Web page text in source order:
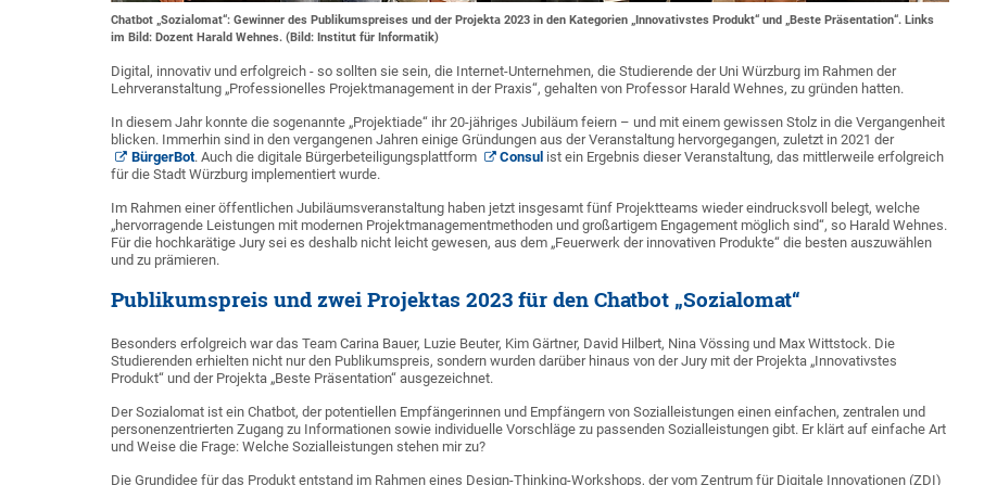
Chatbot „Sozialomat“: Gewinner des Publikumspreises und der Projekta 2023 in den Kategorien „Innovativstes Produkt“ und „Beste Präsentation“. Links
im Bild: Dozent Harald Wehnes. (Bild: Institut für Informatik)
Digital, innovativ und erfolgreich - so sollten sie sein, die Internet-Unternehmen, die Studierende der Uni Würzburg im Rahmen der
Lehrveranstaltung „Professionelles Projektmanagement in der Praxis“, gehalten von Professor Harald Wehnes, zu gründen hatten.
In diesem Jahr konnte die sogenannte „Projektiade“ ihr 20-jähriges Jubiläum feiern – und mit einem gewissen Stolz in die Vergangenheit
blicken. Immerhin sind in den vergangenen Jahren einige Gründungen aus der Veranstaltung hervorgegangen, zuletzt in 2021 der
BürgerBot. Auch die digitale Bürgerbeteiligungsplattform Consul ist ein Ergebnis dieser Veranstaltung, das mittlerweile erfolgreich
für die Stadt Würzburg implementiert wurde.
Im Rahmen einer öffentlichen Jubiläumsveranstaltung haben jetzt insgesamt fünf Projektteams wieder eindrucksvoll belegt, welche
„hervorragende Leistungen mit modernen Projektmanagementmethoden und großartigem Engagement möglich sind“, so Harald Wehnes.
Für die hochkarätige Jury sei es deshalb nicht leicht gewesen, aus dem „Feuerwerk der innovativen Produkte“ die besten auszuwählen
und zu prämieren.
Publikumspreis und zwei Projektas 2023 für den Chatbot „Sozialomat“
Besonders erfolgreich war das Team Carina Bauer, Luzie Beuter, Kim Gärtner, David Hilbert, Nina Vössing und Max Wittstock. Die
Studierenden erhielten nicht nur den Publikumspreis, sondern wurden darüber hinaus von der Jury mit der Projekta „Innovativstes
Produkt“ und der Projekta „Beste Präsentation“ ausgezeichnet.
Der Sozialomat ist ein Chatbot, der potentiellen Empfängerinnen und Empfängern von Sozialleistungen einen einfachen, zentralen und
personenzentrierten Zugang zu Informationen sowie individuelle Vorschläge zu passenden Sozialleistungen gibt. Er klärt auf einfache Art
und Weise die Frage: Welche Sozialleistungen stehen mir zu?
Die Grundidee für das Produkt entstand im Rahmen eines Design-Thinking-Workshops, der vom Zentrum für Digitale Innovationen (ZDI)